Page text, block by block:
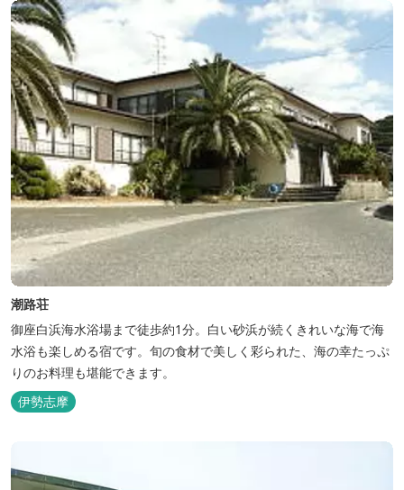
潮路荘
御座白浜海水浴場まで徒歩約1分。白い砂浜が続くきれいな海で海
水浴も楽しめる宿です。旬の食材で美しく彩られた、海の幸たっぷ
りのお料理も堪能できます。
伊勢志摩